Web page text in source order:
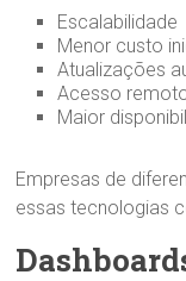
Escalabilidade
Menor custo
Atualizações
Acesso
Maior
Empresas de
essas tecnologias